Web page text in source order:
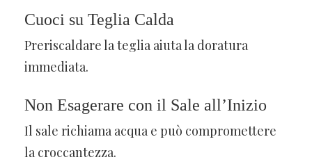
Cuoci su Teglia Calda
Preriscaldare la teglia aiuta la doratura
immediata.
Non Esagerare con il Sale all’Inizio
Il sale richiama acqua e può compromettere
la croccantezza.